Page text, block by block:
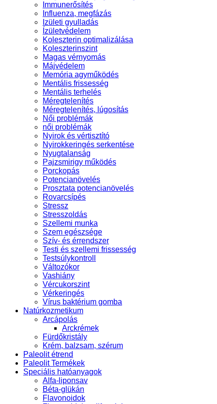
Immunerősítés
Influenza, megfázás
Izületi gyulladás
Ízületvédelem
Koleszterin optimalizálása
Koleszterinszint
Magas vérnyomás
Májvédelem
Memória agyműködés
Mentális frissesség
Mentális terhelés
Méregtelenítés
Méregtelenítés, lúgosítás
Női problémák
női problémák
Nyirok és vértisztító
Nyirokkeringés serkentése
Nyugtalanság
Pajzsmirigy működés
Porckopás
Potencianövelés
Prosztata potencianövelés
Rovarcsípés
Stressz
Stresszoldás
Szellemi munka
Szem egészsége
Szív- és érrendszer
Testi és szellemi frissesség
Testsúlykontroll
Változókor
Vashiány
Vércukorszint
Vérkeringés
Vírus baktérium gomba
Natúrkozmetikum
Arcápolás
Arckrémek
Fürdőkristály
Krém, balzsam, szérum
Paleolit étrend
Paleolit Termékek
Speciális hatóanyagok
Alfa-liponsav
Béta-glükán
Flavonoidok